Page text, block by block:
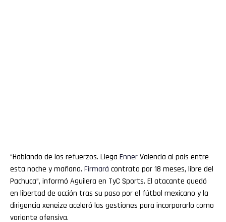
“Hablando de los refuerzos. Llega EnnerValencia al país entre
esta noche y mañana. Firmará contrato por 18 meses, libre del
Pachuca”, informó Aguilera en TyC Sports. El atacante quedó
en libertad de acción tras su paso por el fútbol mexicano y la
dirigencia xeneize aceleró las gestiones para incorporarlo como
variante ofensiva.